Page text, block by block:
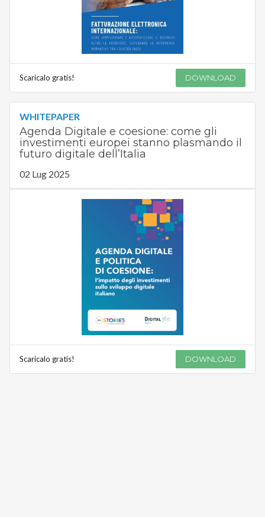
Scaricalo gratis! DOWNLOAD
WHITEPAPER
Agenda Digitale e coesione: come gli
investimenti europei stanno plasmando il
futuro digitale dell’Italia
02 Lug 2025
Scaricalo gratis! DOWNLOAD